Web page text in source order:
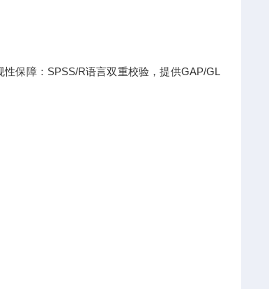
保障：SPSS/R语言双重校验，提供GAP/GL